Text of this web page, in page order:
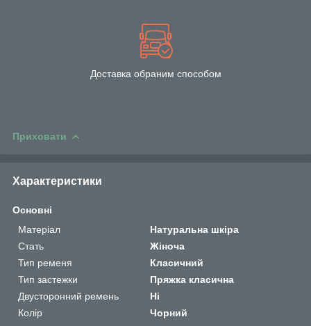
Доставка обраним способом
Приховати
Характеристики
Основні
Матеріал
Натуральна шкіра
Стать
Жіноча
Тип ременя
Класичний
Тип застежки
Пряжка класична
Двусторонний ремень
Ні
Колір
Чорний